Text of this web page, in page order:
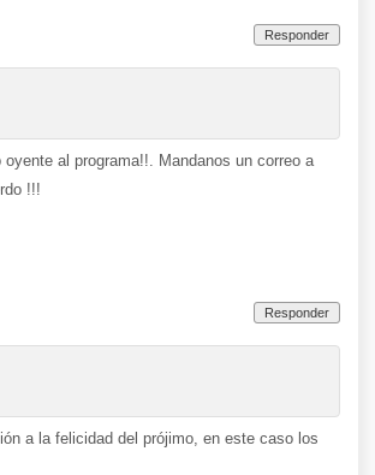
Responder
al programa!!. Mandanos un correo a
!!!
Responder
a la felicidad del prójimo, en este caso los